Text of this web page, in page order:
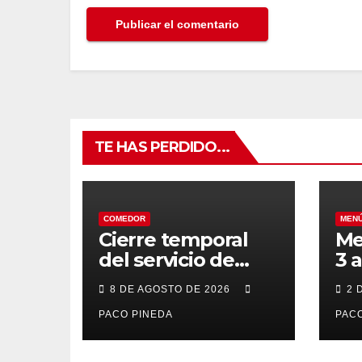
TE HAS PERDIDO...
COMEDOR
Cierre temporal
del servicio de
BAR – COMEDOR
8 DE AGOSTO DE 2026
PACO PINEDA
3
2